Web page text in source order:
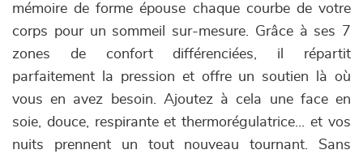
mémoire de forme épouse chaque courbe de votre
corps pour un sommeil sur-mesure. Grâce à ses 7
zones de confort différenciées, il répartit
parfaitement la pression et offre un soutien là où
vous en avez besoin. Ajoutez à cela une face en
soie, douce, respirante et thermorégulatrice... et vos
nuits prennent un tout nouveau tournant. Sans